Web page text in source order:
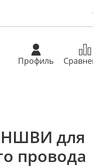
Профиль
НШВИ для
провода